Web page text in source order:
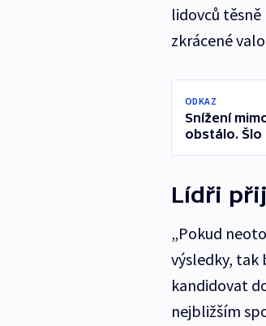
lidovců
zkrácené
ODKAZ
Snížení
obstálo.
Lídři
„Pokud
výsledky, tak
kandidovat
nejbližším